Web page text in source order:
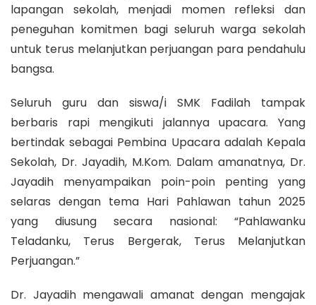
lapangan sekolah, menjadi momen refleksi dan
peneguhan komitmen bagi seluruh warga sekolah
untuk terus melanjutkan perjuangan para pendahulu
bangsa.
Seluruh guru dan siswa/i SMK Fadilah tampak
berbaris rapi mengikuti jalannya upacara. Yang
bertindak sebagai Pembina Upacara adalah Kepala
Sekolah, Dr. Jayadih, M.Kom. Dalam amanatnya, Dr.
Jayadih menyampaikan poin-poin penting yang
selaras dengan tema Hari Pahlawan tahun 2025
yang diusung secara nasional: “Pahlawanku
Teladanku, Terus Bergerak, Terus Melanjutkan
Perjuangan.”
Dr. Jayadih mengawali amanat dengan mengajak